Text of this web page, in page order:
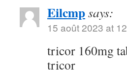
Eilcmpsays:
15 août 2023 at
tricor 160mg
tricor